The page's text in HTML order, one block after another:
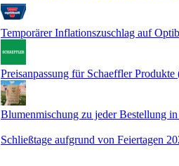
Temporärer Inflationszuschlag auf
Preisanpassung für Schaeffler
Blumenmischung zu jeder Bestellung
Schließtage aufgrund von Feiertagen